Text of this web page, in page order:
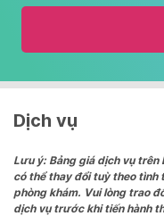
the
and
date.
the
question
mark
Dịch vụ
Lưu ý: Bảng giá dịch vụ trên
có thể thay đổi tuỳ theo
phòng khám. Vui lòng trao
dịch vụ trước khi tiến hành